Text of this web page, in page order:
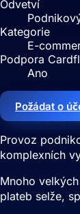
Odvetví
Kategorie
E-
Podpora
Ano
Požádat o
Provoz
komplexních
Mnoho
plateb selže,